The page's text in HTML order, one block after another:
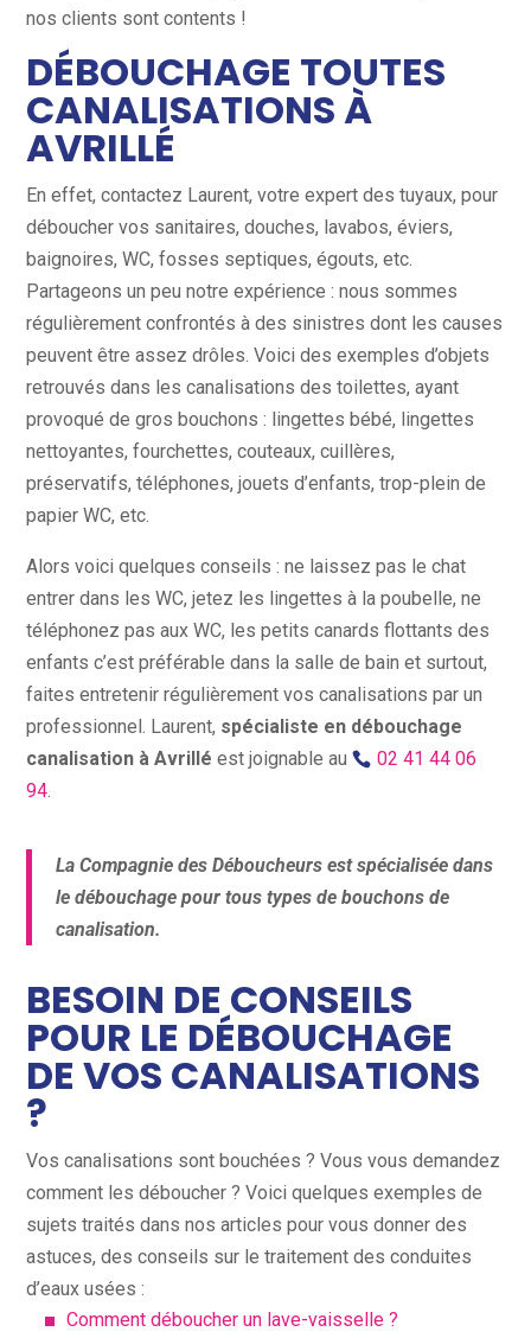
nos clients sont contents !
DÉBOUCHAGE TOUTES
CANALISATIONS À
AVRILLÉ
En effet, contactez Laurent, votre expert des tuyaux, pour
déboucher vos sanitaires, douches, lavabos, éviers,
baignoires, WC, fosses septiques, égouts, etc.
Partageons un peu notre expérience : nous sommes
régulièrement confrontés à des sinistres dont les causes
peuvent être assez drôles. Voici des exemples d’objets
retrouvés dans les canalisations des toilettes, ayant
provoqué de gros bouchons : lingettes bébé, lingettes
nettoyantes, fourchettes, couteaux, cuillères,
préservatifs, téléphones, jouets d’enfants, trop-plein de
papier WC, etc.
Alors voici quelques conseils : ne laissez pas le chat
entrer dans les WC, jetez les lingettes à la poubelle, ne
téléphonez pas aux WC, les petits canards flottants des
enfants c’est préférable dans la salle de bain et surtout,
faites entretenir régulièrement vos canalisations par un
professionnel. Laurent, spécialiste en débouchage
canalisation à Avrillé est joignable au
02 41 44 06
94.
La Compagnie des Déboucheurs est spécialisée dans
le débouchage pour tous types de bouchons de
canalisation.
BESOIN DE CONSEILS
POUR LE DÉBOUCHAGE
DE VOS CANALISATIONS
?
Vos canalisations sont bouchées ? Vous vous demandez
comment les déboucher ? Voici quelques exemples de
sujets traités dans nos articles pour vous donner des
astuces, des conseils sur le traitement des conduites
d’eaux usées :
Comment déboucher un lave-vaisselle ?